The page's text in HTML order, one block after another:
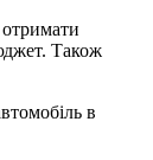
Також
в